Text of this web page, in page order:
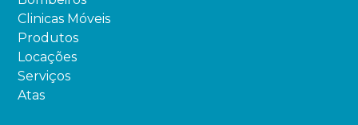
Clinicas Móveis
Produtos
Locações
Serviços
Atas